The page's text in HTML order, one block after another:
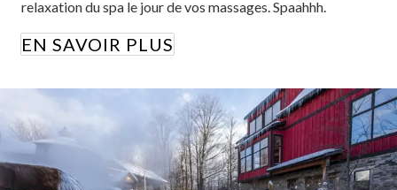
relaxation du spa le jour de vos massages. Spaahhh.
EN SAVOIR PLUS